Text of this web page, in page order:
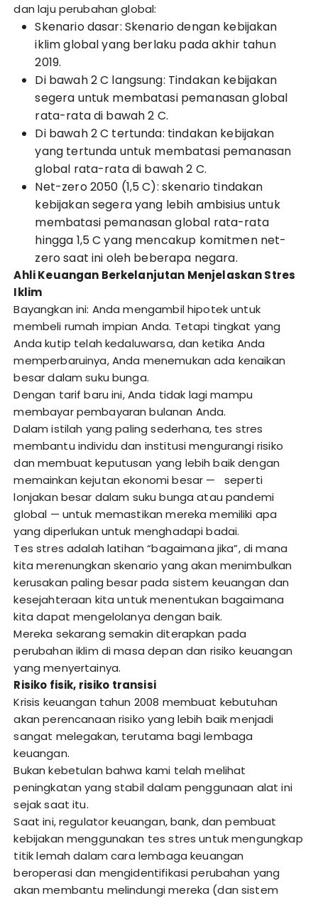
dan laju perubahan global:
Skenario dasar: Skenario dengan kebijakan
iklim global yang berlaku pada akhir tahun
2019.
Di bawah 2 C langsung: Tindakan kebijakan
segera untuk membatasi pemanasan global
rata-rata di bawah 2 C.
Di bawah 2 C tertunda: tindakan kebijakan
yang tertunda untuk membatasi pemanasan
global rata-rata di bawah 2 C.
Net-zero 2050 (1,5 C): skenario tindakan
kebijakan segera yang lebih ambisius untuk
membatasi pemanasan global rata-rata
hingga 1,5 C yang mencakup komitmen net-
zero saat ini oleh beberapa negara.
Ahli Keuangan Berkelanjutan Menjelaskan Stres
Iklim
Bayangkan ini: Anda mengambil hipotek untuk
membeli rumah impian Anda. Tetapi tingkat yang
Anda kutip telah kedaluwarsa, dan ketika Anda
memperbaruinya, Anda menemukan ada kenaikan
besar dalam suku bunga.
Dengan tarif baru ini, Anda tidak lagi mampu
membayar pembayaran bulanan Anda.
Dalam istilah yang paling sederhana, tes stres
membantu individu dan institusi mengurangi risiko
dan membuat keputusan yang lebih baik dengan
memainkan kejutan ekonomi besar — seperti
lonjakan besar dalam suku bunga atau pandemi
global — untuk memastikan mereka memiliki apa
yang diperlukan untuk menghadapi badai.
Tes stres adalah latihan “bagaimana jika”, di mana
kita merenungkan skenario yang akan menimbulkan
kerusakan paling besar pada sistem keuangan dan
kesejahteraan kita untuk menentukan bagaimana
kita dapat mengelolanya dengan baik.
Mereka sekarang semakin diterapkan pada
perubahan iklim di masa depan dan risiko keuangan
yang menyertainya.
Risiko fisik, risiko transisi
Krisis keuangan tahun 2008 membuat kebutuhan
akan perencanaan risiko yang lebih baik menjadi
sangat melegakan, terutama bagi lembaga
keuangan.
Bukan kebetulan bahwa kami telah melihat
peningkatan yang stabil dalam penggunaan alat ini
sejak saat itu.
Saat ini, regulator keuangan, bank, dan pembuat
kebijakan menggunakan tes stres untuk mengungkap
titik lemah dalam cara lembaga keuangan
beroperasi dan mengidentifikasi perubahan yang
akan membantu melindungi mereka (dan sistem